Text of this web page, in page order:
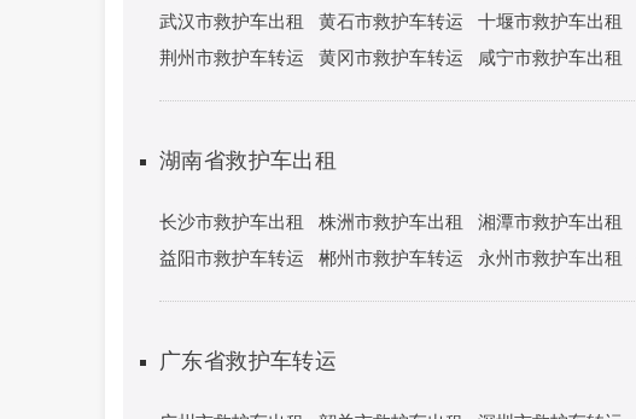
武汉市救护车出租 黄石市救护车转运 十堰市救护车出租
荆州市救护车转运
黄冈市救护车转运 咸宁市救护车出租
湖南省救护车出租
长沙市救护车出租 株洲市救护车出租 湘潭市救护车出租
益阳市救护车转运
郴州市救护车转运 永州市救护车出租
广东省救护车转运